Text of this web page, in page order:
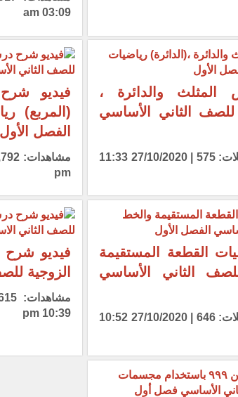
03:09 am
والدائرة ،
للصف الثاني الأساسي
مشاهدات: 5,090 | تحميلات: 575 | 27/10/2020 11:33
فيديو
(المربع)
الفصل الأول
pm
القطعة المستقيمة
الثاني الأساسي
مشاهدات: 5,377 | تحميلات: 646 | 27/10/2020 10:52
فيديو شرح
الزوجية
10:39 pm